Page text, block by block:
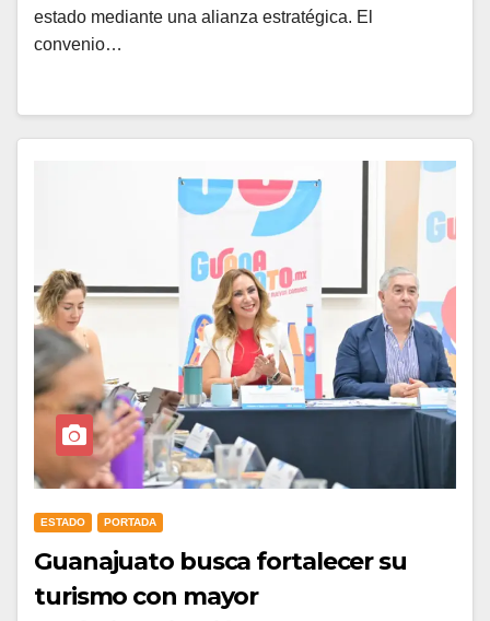
estado mediante una alianza estratégica. El
convenio…
ESTADO PORTADA
Guanajuato busca fortalecer su
turismo con mayor